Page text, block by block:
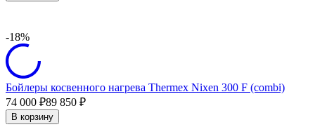
-18%
Бойлеры косвенного нагрева Thermex Nixen 300 F (combi)
74 000 ₽89 850 ₽
В корзину